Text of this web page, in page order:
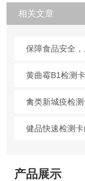
相关文章
保障食品安全
黄曲霉B1检测
禽类新城疫检
健品快速检测
产品展示